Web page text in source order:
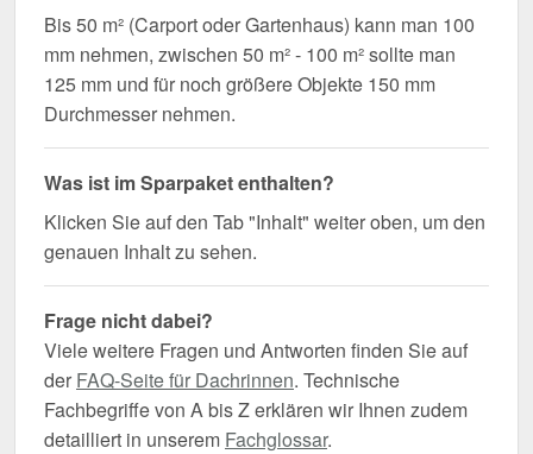
Bis 50 m² (Carport oder Gartenhaus) kann man 100
mm nehmen, zwischen 50 m² - 100 m² sollte man
125 mm und für noch größere Objekte 150 mm
Durchmesser nehmen.
Was ist im Sparpaket enthalten?
Klicken Sie auf den Tab "Inhalt" weiter oben, um den
genauen Inhalt zu sehen.
Frage nicht dabei?
Viele weitere Fragen und Antworten finden Sie auf
der FAQ-Seite für Dachrinnen. Technische
Fachbegriffe von A bis Z erklären wir Ihnen zudem
detailliert in unserem Fachglossar.